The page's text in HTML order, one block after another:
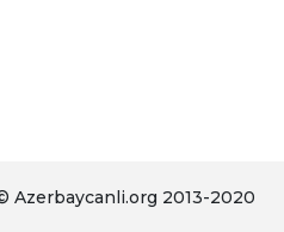
Azerbaycanli.org 2013-2020